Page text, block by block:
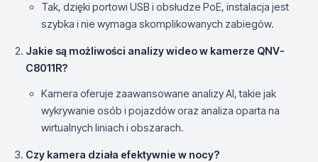
Tak, dzięki portowi USB i obsłudze PoE, instalacja jest
szybka i nie wymaga skomplikowanych zabiegów.
Jakie są możliwości analizy wideo w kamerze QNV-
C8011R?
Kamera oferuje zaawansowane analizy AI, takie jak
wykrywanie osób i pojazdów oraz analiza oparta na
wirtualnych liniach i obszarach.
Czy kamera działa efektywnie w nocy?